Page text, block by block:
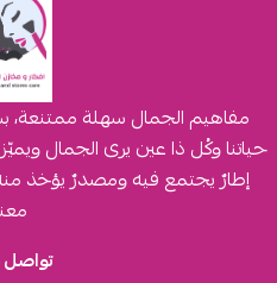
مفاهيم الجمال سهلة ممتنعة،
حياتنا وكُل ذا عين يرى الجمال
إطارٌ يجتمع فيه ومصدرٌ يؤخذ
تواصل